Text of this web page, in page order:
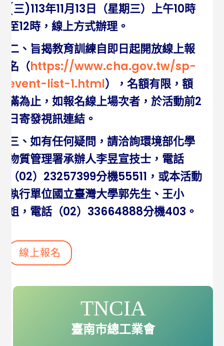
(三)113年11月13日（星期三）上午10時
至12時，線上方式辦理。
二、旨揭教育訓練自即日起開放線上報
名（https://www.cha.gov.tw/sp-
event-list-1.html），名額有限，額
滿為止，如報名線上場次者，於活動前2
日寄發視訊連結。
三、如有任何疑問，請洽詢環境部化學
物質管理署承辦人李昱宣技士，電話
（02）23257399分機55511，或本活動
執行單位國立臺灣大學郭先生、王小
姐，電話（02）33664888分機403。
線上報名
TNCIA
臺南市總工業會